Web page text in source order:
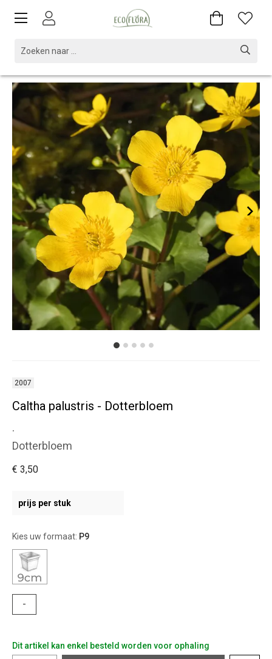
2007
Caltha palustris - Dotterbloem
.
Dotterbloem
€ 3,50
prijs per stuk
Kies uw formaat: P9
-
Dit artikel kan enkel besteld worden voor ophaling